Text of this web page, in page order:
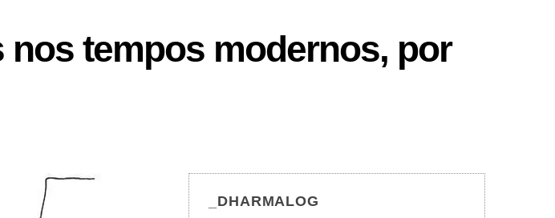
nos tempos modernos, por
_DHARMALOG